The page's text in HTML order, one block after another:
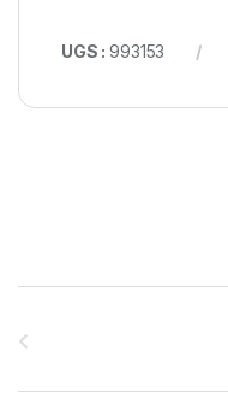
UGS :993153